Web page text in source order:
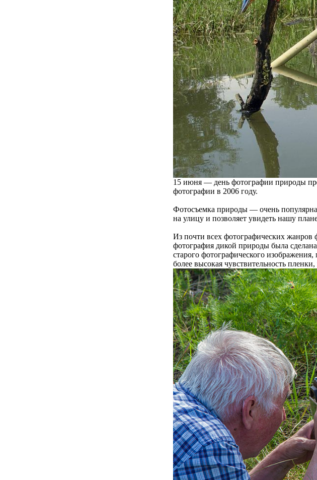
15 июня — день фотографии природы
фотографии в 2006 году.
Фотосъемка природы — очень
на улицу и позволяет увидеть нашу
Из почти всех фотографических жанров
фотография дикой природы была
старого фотографического
более высокая чувствительность